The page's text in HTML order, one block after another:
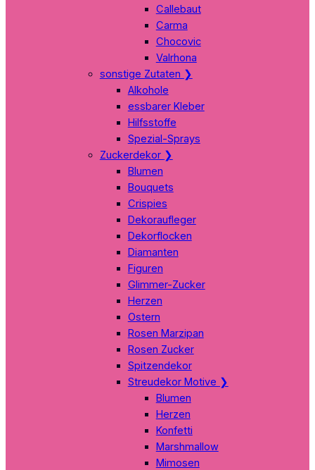
Callebaut
Carma
Chocovic
Valrhona
sonstige Zutaten ❯
Alkohole
essbarer Kleber
Hilfsstoffe
Spezial-Sprays
Zuckerdekor ❯
Blumen
Bouquets
Crispies
Dekoraufleger
Dekorflocken
Diamanten
Figuren
Glimmer-Zucker
Herzen
Ostern
Rosen Marzipan
Rosen Zucker
Spitzendekor
Streudekor Motive ❯
Blumen
Herzen
Konfetti
Marshmallow
Mimosen